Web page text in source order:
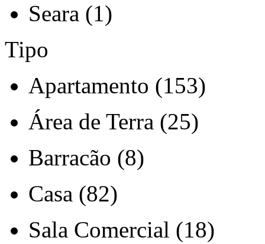
Seara (1)
Tipo
Apartamento (153)
Área de Terra (25)
Barracão (8)
Casa (82)
Sala Comercial (18)